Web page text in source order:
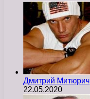
Дмитрий Митюрич
22.05.2020